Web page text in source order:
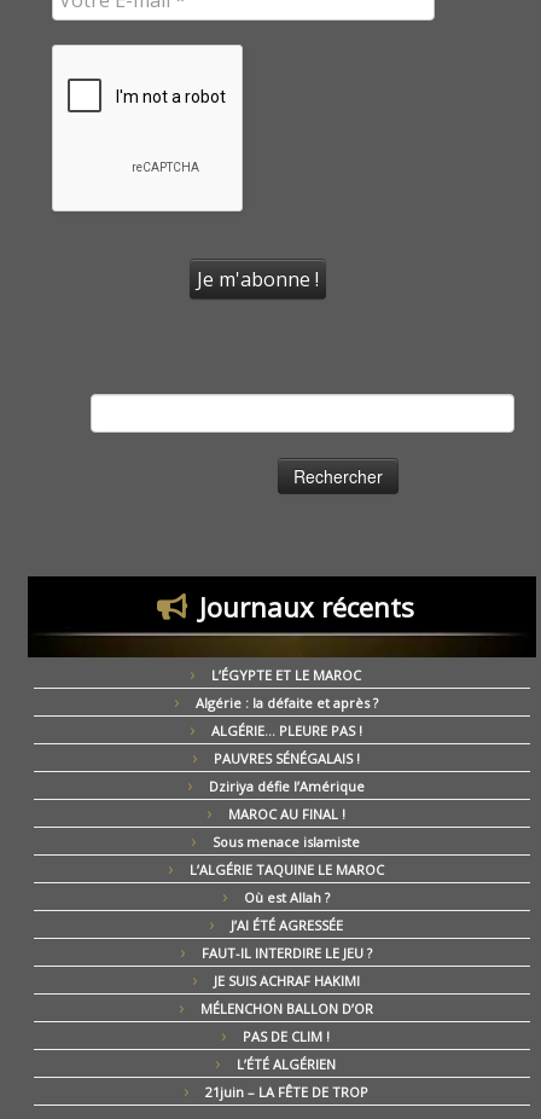
Journaux récents
L’ÉGYPTE ET LE MAROC
Algérie : la défaite et après ?
ALGÉRIE… PLEURE PAS !
PAUVRES SÉNÉGALAIS !
Dziriya défie l’Amérique
MAROC AU FINAL !
Sous menace islamiste
L’ALGÉRIE TAQUINE LE MAROC
Où est Allah ?
J’AI ÉTÉ AGRESSÉE
FAUT-IL INTERDIRE LE JEU ?
JE SUIS ACHRAF HAKIMI
MÉLENCHON BALLON D’OR
PAS DE CLIM !
L’ÉTÉ ALGÉRIEN
21juin – LA FÊTE DE TROP